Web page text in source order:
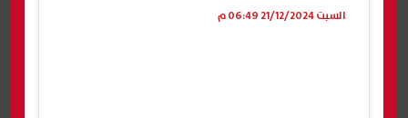
السبت 21/12/2024 06:49 م